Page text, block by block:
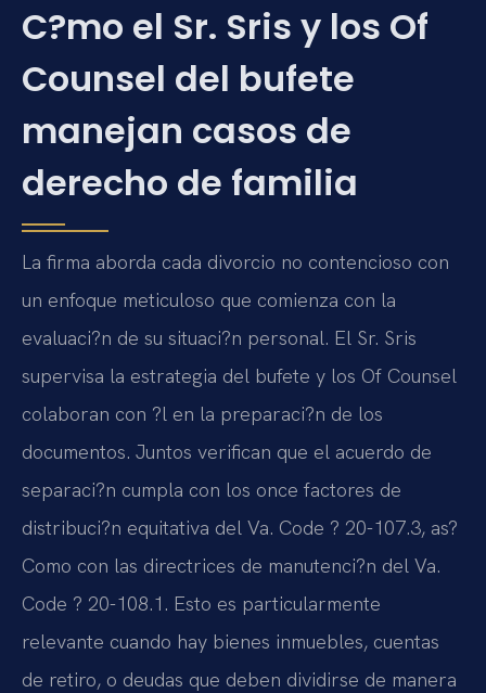
C?mo el Sr. Sris y los Of
Counsel del bufete
manejan casos de
derecho de familia
La firma aborda cada divorcio no contencioso con
un enfoque meticuloso que comienza con la
evaluaci?n de su situaci?n personal. El Sr. Sris
supervisa la estrategia del bufete y los Of Counsel
colaboran con ?l en la preparaci?n de los
documentos. Juntos verifican que el acuerdo de
separaci?n cumpla con los once factores de
distribuci?n equitativa del Va. Code ? 20-107.3, as?
Como con las directrices de manutenci?n del Va.
Code ? 20-108.1. Esto es particularmente
relevante cuando hay bienes inmuebles, cuentas
de retiro, o deudas que deben dividirse de manera